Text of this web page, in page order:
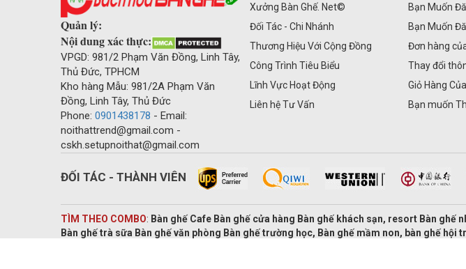
Quản lý:
Nội dung xác thực:
VPGD: 981/2 Phạm Văn Đồng, Linh Tây,
Thủ Đức, TPHCM
Kho hàng Mẫu: 981/2A Phạm Văn
Đồng, Linh Tây, Thủ Đức
Phone: 0901438178 - Email:
noithattrend@gmail.com -
cskh.setupnoithat@gmail.com
Xưởng Bàn Ghế. Net©
Đối Tác - Chi Nhánh
Thương Hiệu Với Cộng Đồng
Công Trình Tiêu Biểu
Lĩnh Vực Hoạt Động
Liên hệ Tư Vấn
Bạn Muốn
Bạn Muốn
Đơn hàng
Thay đổi
Giỏ Hàng
Bạn muốn
ĐỐI TÁC - THÀNH VIÊN
TÌM THEO COMBO: Bàn ghế Cafe Bàn ghế cửa hàng Bàn ghế khách sạn, resort Bàn ghế
Bàn ghế trà sữa Bàn ghế văn phòng Bàn ghế trường học, Bàn ghế mầm non, bàn ghế